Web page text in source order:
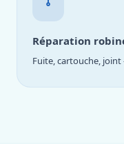
Réparation
Fuite, cartouche,